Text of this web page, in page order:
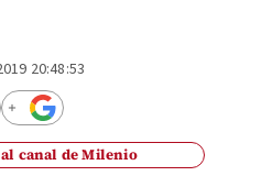
20:48:53
canal de Milenio